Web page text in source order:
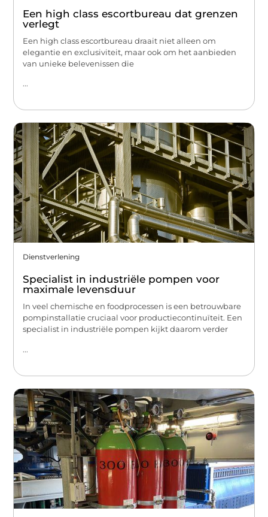
Een high class escortbureau dat grenzen
verlegt
Een high class escortbureau draait niet alleen om
elegantie en exclusiviteit, maar ook om het aanbieden
van unieke belevenissen die
...
Dienstverlening
Specialist in industriële pompen voor
maximale levensduur
In veel chemische en foodprocessen is een betrouwbare
pompinstallatie cruciaal voor productiecontinuïteit. Een
specialist in industriële pompen kijkt daarom verder
...